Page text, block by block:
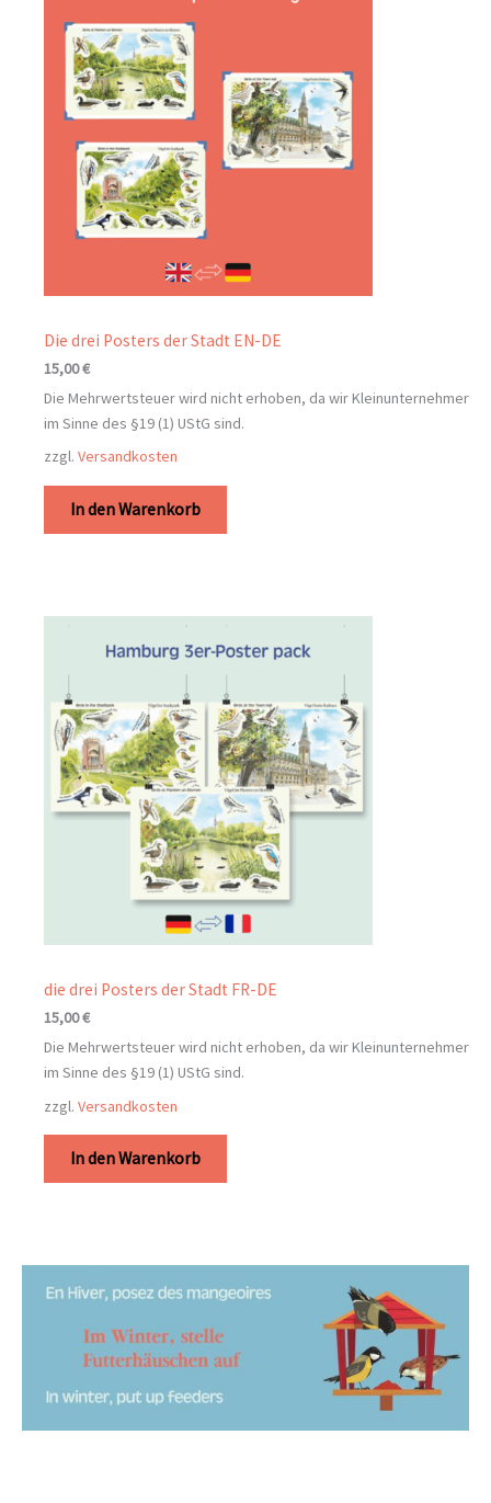
Die drei Posters der Stadt EN-DE
15,00€
Die Mehrwertsteuer wird nicht erhoben, da wir Kleinunternehmer
im Sinne des §19 (1) UStG sind.
zzgl. Versandkosten
In den Warenkorb
die drei Posters der Stadt FR-DE
15,00€
Die Mehrwertsteuer wird nicht erhoben, da wir Kleinunternehmer
im Sinne des §19 (1) UStG sind.
zzgl. Versandkosten
In den Warenkorb